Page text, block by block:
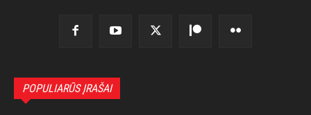
POPULIARŪS ĮRAŠAI